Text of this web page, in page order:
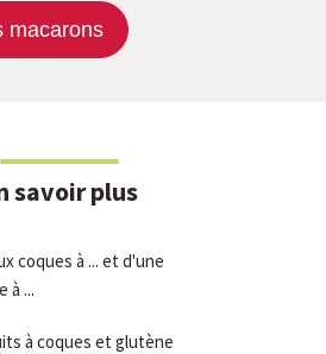
macarons
savoir plus
coques à ... et d'une
à ...
à coques et glutène